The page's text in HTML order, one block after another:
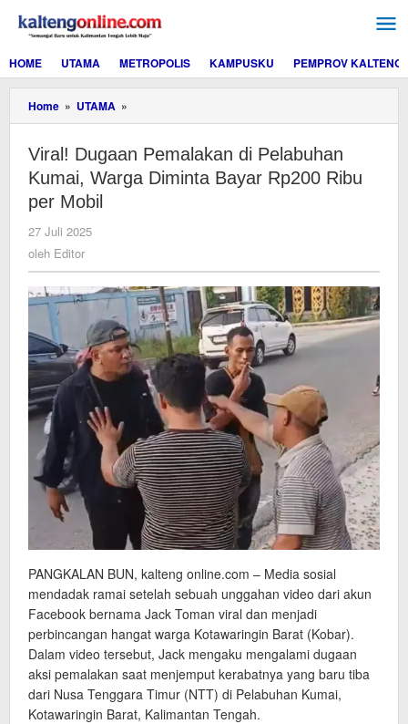
konten
HOME
UTAMA METROPOLIS KAMPUSKU PEMPROV KALTENG
Home » UTAMA »
Dugaan
di
Pelabuhan
Kumai,
Ribu
per
Mobil
Viral! Dugaan Pemalakan di Pelabuhan
Kumai, Warga Diminta Bayar Rp200 Ribu
per Mobil
27 Juli 2025
oleh Editor
PANGKALAN BUN, kalteng online.com – Media sosial
mendadak ramai setelah sebuah unggahan video dari akun
Facebook bernama Jack Toman viral dan menjadi
perbincangan hangat warga Kotawaringin Barat (Kobar).
Dalam video tersebut, Jack mengaku mengalami dugaan
aksi pemalakan saat menjemput kerabatnya yang baru tiba
dari Nusa Tenggara Timur (NTT) di Pelabuhan Kumai,
Kotawaringin Barat, Kalimantan Tengah.